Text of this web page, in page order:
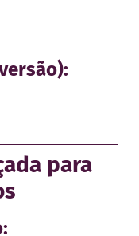
para